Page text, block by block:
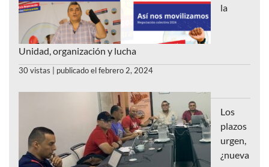
la
Unidad, organización y lucha
30 vistas publicado el febrero 2, 2024
Los
plazos
urgen,
¿nueva